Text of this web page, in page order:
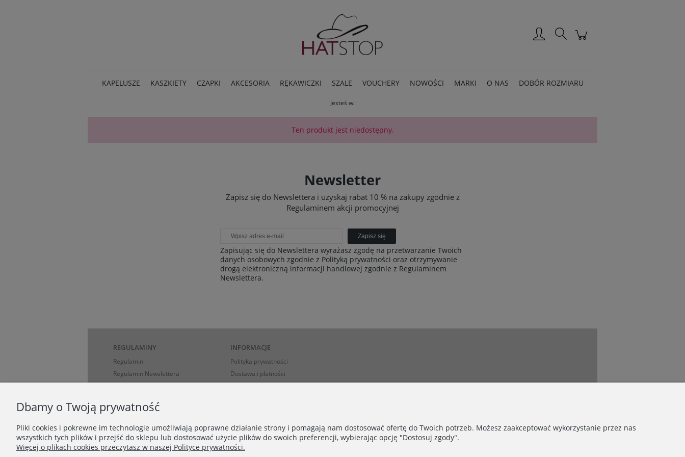
KAPELUSZE KASZKIETY CZAPKI AKCESORIA RĘKAWICZKI SZALE VOUCHERY NOWOŚCI MARKI O NAS DOBÓR ROZMIARU
Jesteś w:
Ten produkt jest niedostępny.
Newsletter
Zapisz się do Newslettera i uzyskaj rabat 10 % na zakupy zgodnie z
Regulaminem akcji promocyjnej
Zapisz się
Zapisując się do Newslettera wyrażasz zgodę na przetwarzanie Twoich
danych osobowych zgodnie z Polityką prywatności oraz otrzymywanie
drogą elektroniczną informacji handlowej zgodnie z Regulaminem
Newslettera.
REGULAMINY
Regulamin
Regulamin Newslettera
INFORMACJE
Polityka prywatności
Dostawa i płatności
HATSTOP
STETSON - przewodnik po modelach i konserwacja
Dbamy o Twoją prywatność
Pliki cookies i pokrewne im technologie umożliwiają poprawne działanie strony i pomagają nam dostosować ofertę do Twoich potrzeb. Możesz zaakceptować wykorzystanie przez nas
wszystkich tych plików i przejść do sklepu lub dostosować użycie plików do swoich preferencji, wybierając opcję "Dostosuj zgody".
Więcej o plikach cookies przeczytasz w naszej Polityce prywatności.